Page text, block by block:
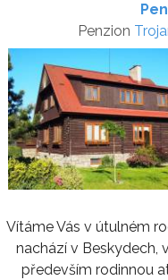
Penzion
Vítáme Vás v útulném
nachází v Beskydech,
především rodinnou